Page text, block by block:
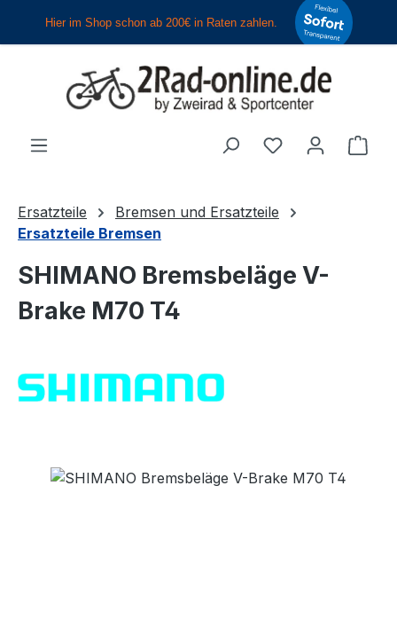
Zum Hauptinhalt springen
Du hast 0
Ersatzteile
Bremsen und Ersatzteile
Ersatzteile Bremsen
SHIMANO Bremsbeläge V-
Brake M70 T4